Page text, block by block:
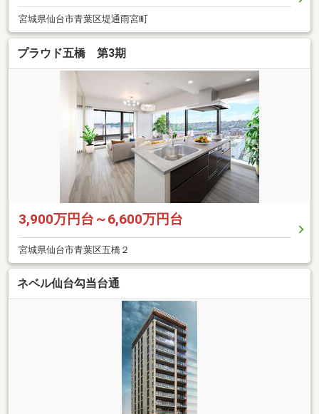
宮城県仙台市青葉区堤通雨宮町
プラウド五橋 第3期
3,900万円台～6,600万円台
宮城県仙台市青葉区五橋２
ネベル仙台勾当台通